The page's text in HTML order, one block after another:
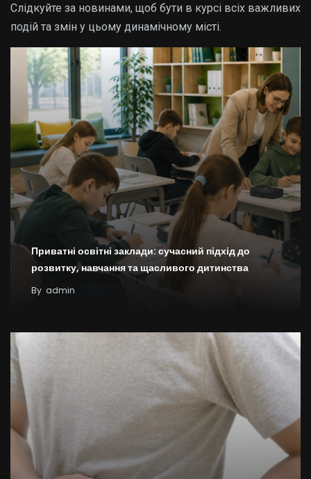
Слідкуйте за новинами, щоб бути в курсі всіх важливих
подій та змін у цьому динамічному місті.
Приватні освітні заклади: сучасний підхід до
розвитку, навчання та щасливого дитинства
By admin